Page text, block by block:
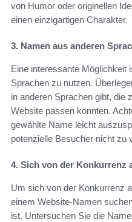
von Humor oder originellen
einen einzigartigen Charakter.
3. Namen aus anderen
Eine interessante Möglichkeit
Sprachen zu nutzen.
in anderen Sprachen gibt, die
Website passen könnten.
gewählte Name leicht
potenzielle Besucher nicht zu
4. Sich von der Konkurrenz
Um sich von der Konkurrenz
einem Website-Namen
ist. Untersuchen Sie die